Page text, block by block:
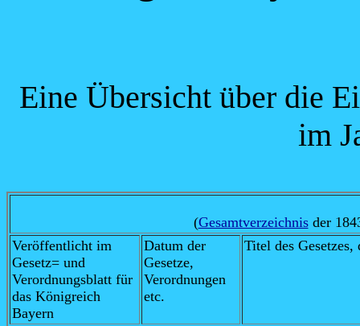
Eine Übersicht über die
im
(Gesamtverzeichnisder
Veröffentlicht im
Gesetz= und
Verordnungsblatt für
das Königreich
Bayern
Datum der
Gesetze,
Verordnungen
etc.
Titel des